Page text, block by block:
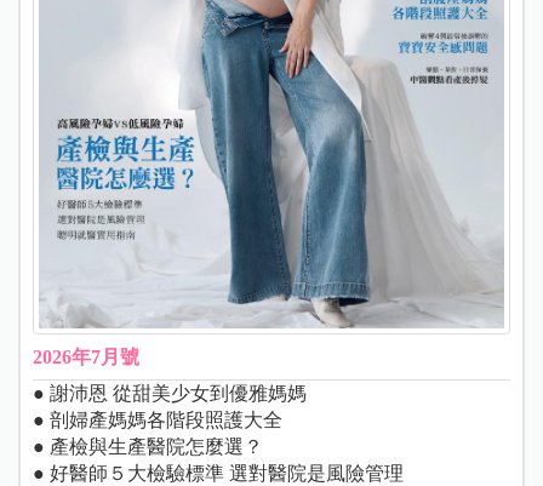
2026年7月號
● 謝沛恩 從甜美少女到優雅媽媽
● 剖婦產媽媽各階段照護大全
● 產檢與生產醫院怎麼選？
● 好醫師５大檢驗標準 選對醫院是風險管理